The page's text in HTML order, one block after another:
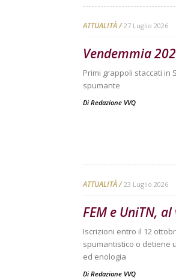
ATTUALITÀ 27 Luglio 2026
Vendemmia
Primi grappoli staccati in
spumante
Di Redazione VVQ
ATTUALITÀ 23 Luglio 2026
FEM e UniTN,
Iscrizioni entro il 12
spumantistico o detiene
ed enologia
Di Redazione VVQ